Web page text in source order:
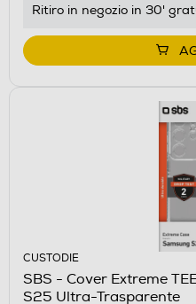
Ritiro in negozio in 30'
CUSTODIE
SBS - Cover Extreme
S25 Ultra-Trasparente